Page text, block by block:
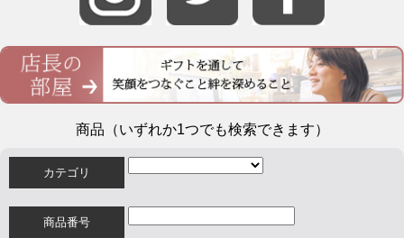
商品（いずれか1つでも検索できます）
カテゴリ
商品番号